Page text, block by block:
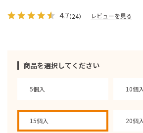
商品を選択してください
5個入 10個入
15個入 20個入
4.7（24） レビューを見る